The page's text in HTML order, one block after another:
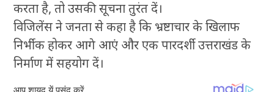
करता है, तो उसकी सूचना तुरंत दें।
विजिलेंस ने जनता से कहा है कि भ्रष्टाचार के खिलाफ
निर्भीक होकर आगे आएं और एक पारदर्शी उत्तराखंड के
निर्माण में सहयोग दें।